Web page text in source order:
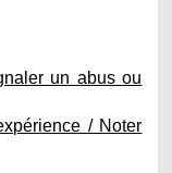
un abus ou
/ Noter